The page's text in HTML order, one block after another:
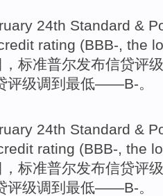
24th Standard &
rating (BBB-, the
， 标准普尔发布信贷评级
评级调到 最低——B-。
24th Standard &
rating (BBB-, the
， 标准普尔发布信贷评级
评级调到 最低——B-。